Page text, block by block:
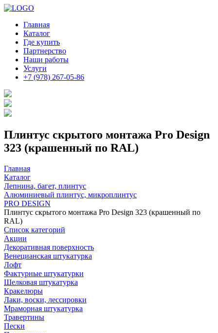
Главная
Каталог
Где купить
Партнерство
Наши работы
Услуги
+7 (978) 267-05-86
Плинтус скрытого монтажа Pro Design
323 (крашенный по RAL)
Главная
Каталог
Лепнина, багет, плинтус
Алюминиевый плинтус, микроплинтус
PRO DESIGN
Плинтус скрытого монтажа Pro Design 323 (крашенный по
RAL)
Список категорий
Акции
Декоративная поверхность
Венецианская штукатурка
Лофт
Фактурные штукатурки
Шелковая штукатурка
Кракелюры
Лаки, воски, лессировки
Мраморная штукатурка
Травертины
Пески